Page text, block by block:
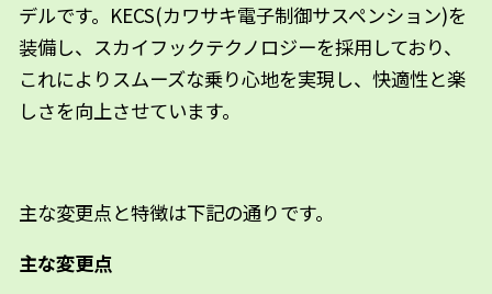
デルです。KECS(カワサキ電子制御サスペンション)を
装備し、スカイフックテクノロジーを採用しており、
これによりスムーズな乗り心地を実現し、快適性と楽
しさを向上させています。
主な変更点と特徴は下記の通りです。
主な変更点